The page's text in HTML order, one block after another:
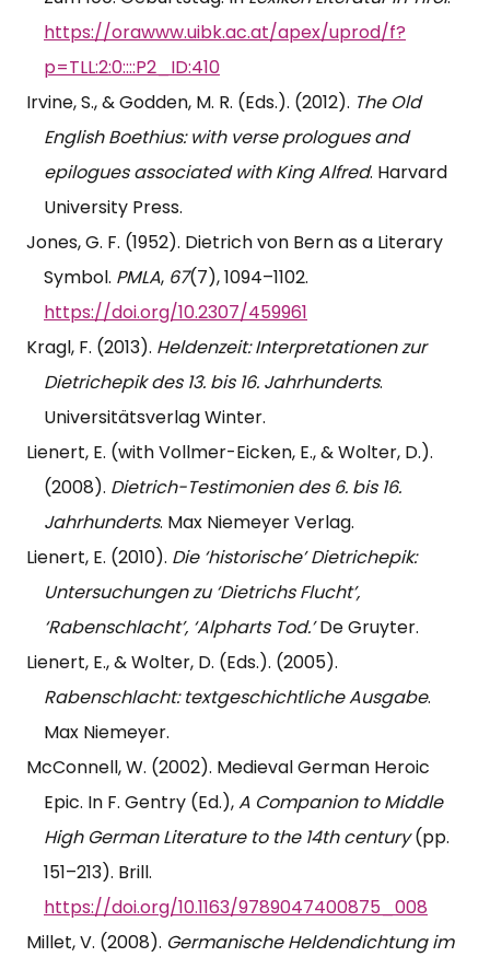
https://orawww.uibk.ac.at/apex/uprod/f?
p=TLL:2:0::::P2_ID:410
Irvine, S., & Godden, M. R. (Eds.). (2012). The Old
English Boethius: with verse prologues and
epilogues associated with King Alfred. Harvard
University Press.
Jones, G. F. (1952). Dietrich von Bern as a Literary
Symbol. PMLA, 67(7), 1094–1102.
https://doi.org/10.2307/459961
Kragl, F. (2013). Heldenzeit: Interpretationen zur
Dietrichepik des 13. bis 16. Jahrhunderts.
Universitätsverlag Winter.
Lienert, E. (with Vollmer-Eicken, E., & Wolter, D.).
(2008). Dietrich-Testimonien des 6. bis 16.
Jahrhunderts. Max Niemeyer Verlag.
Lienert, E. (2010). Die ‘historische’ Dietrichepik:
Untersuchungen zu ‘Dietrichs Flucht’,
‘Rabenschlacht’, ‘Alpharts Tod.’De Gruyter.
Lienert, E., & Wolter, D. (Eds.). (2005).
Rabenschlacht: textgeschichtliche Ausgabe.
Max Niemeyer.
McConnell, W. (2002). Medieval German Heroic
Epic. In F. Gentry (Ed.),A Companion to Middle
High German Literature to the 14th century(pp.
151–213). Brill.
https://doi.org/10.1163/9789047400875_008
Millet, V. (2008). Germanische Heldendichtung im